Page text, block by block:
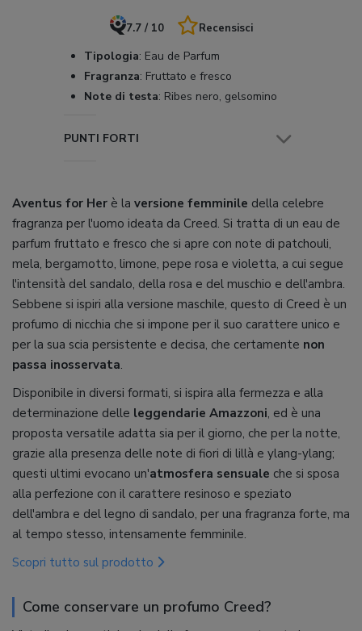
7.7 / 10 Recensisci
Tipologia: Eau de Parfum
Fragranza: Fruttato e fresco
Note di testa: Ribes nero, gelsomino
PUNTI FORTI
Aventus for Her è la versione femminile della celebre
fragranza per l'uomo ideata da Creed. Si tratta di un eau de
parfum fruttato e fresco che si apre con note di patchouli,
mela, bergamotto, limone, pepe rosa e violetta, a cui segue
l'intensità del sandalo, della rosa e del muschio e dell'ambra.
Sebbene si ispiri alla versione maschile, questo di Creed è un
profumo di nicchia che si impone per il suo carattere unico e
per la sua scia persistente e decisa, che certamente non
passa inosservata.
Disponibile in diversi formati, si ispira alla fermezza e alla
determinazione delle leggendarie Amazzoni, ed è una
proposta versatile adatta sia per il giorno, che per la notte,
grazie alla presenza delle note di fiori di lillà e ylang-ylang;
questi ultimi evocano un'atmosfera sensuale che si sposa
alla perfezione con il carattere resinoso e speziato
dell'ambra e del legno di sandalo, per una fragranza forte, ma
al tempo stesso, intensamente femminile.
Scopri tutto sul prodotto
Come conservare un profumo Creed?